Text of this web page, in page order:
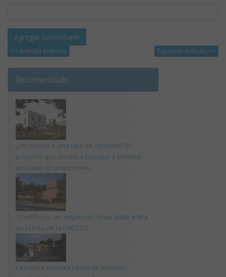
<< Artículo Anterior Siguiente Artículo >>
Recomendado
¿Un museo o una caja de concreto? El
proyecto que dividió a Ecuador y terminó
envuelto en una tormen...
13 edificios, un arquitecto: Alvar Aalto entra
en la lista de la UNESCO
Colombia exporta casas de plástico